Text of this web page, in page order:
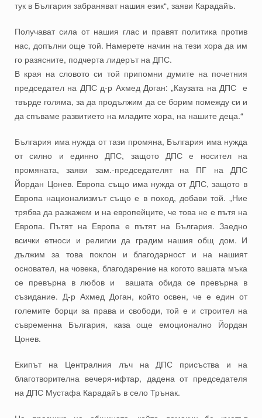
тук в България забраняват нашия език“, заяви Карадайъ.
Получават сила от нашия глас и правят политика против
нас, допълни още той. Намерете начин на тези хора да им
го разясните, подчерта лидерът на ДПС.
В края на словото си той припомни думите на почетния
председател на ДПС д-р Ахмед Доган: „Каузата на ДПС е
твърде голяма, за да продължим да се борим помежду си и
да спъваме развитието на младите хора, на нашите деца.“
България има нужда от тази промяна, България има нужда
от силно и единно ДПС, защото ДПС е носител на
промяната, заяви зам.-председателят на ПГ на ДПС
Йордан Цонев. Европа също има нужда от ДПС, защото в
Европа национализмът също е в поход, добави той. „Ние
трябва да разкажем и на европейците, че това не е пътя на
Европа. Пътят на Европа е пътят на България. Заедно
всички етноси и религии да градим нашия общ дом. И
дължим за това поклон и благодарност и на нашият
основател, на човека, благодарение на когото вашата мъка
се превърна в любов и вашата обида се превърна в
съзидание. Д-р Ахмед Доган, който освен, че е един от
големите борци за права и свободи, той е и строител на
съвременна България, каза още емоционално Йордан
Цонев.
Екипът на Централния лъч на ДПС присъства и на
благотворителна вечеря-ифтар, дадена от председателя
на ДПС Мустафа Карадайъ в село Трънак.